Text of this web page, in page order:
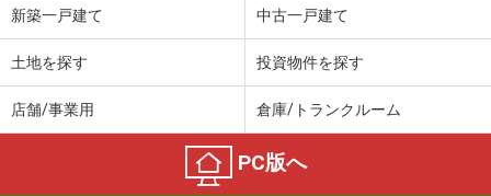
新築一戸建て 中古一戸建て
土地を探す 投資物件を探す
店舗/事業用 倉庫/トランクルーム
PC版へ